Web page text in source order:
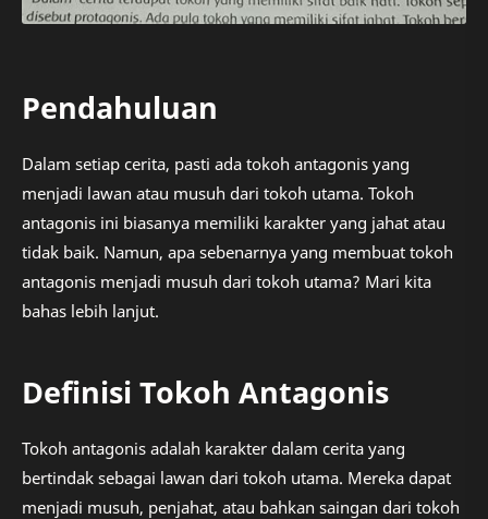
Pendahuluan
Dalam setiap cerita, pasti ada tokoh antagonis yang
menjadi lawan atau musuh dari tokoh utama. Tokoh
antagonis ini biasanya memiliki karakter yang jahat atau
tidak baik. Namun, apa sebenarnya yang membuat tokoh
antagonis menjadi musuh dari tokoh utama? Mari kita
bahas lebih lanjut.
Definisi Tokoh Antagonis
Tokoh antagonis adalah karakter dalam cerita yang
bertindak sebagai lawan dari tokoh utama. Mereka dapat
menjadi musuh, penjahat, atau bahkan saingan dari tokoh